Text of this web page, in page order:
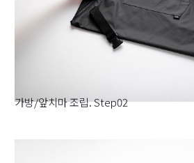
가방/앞치마 조립. Step02